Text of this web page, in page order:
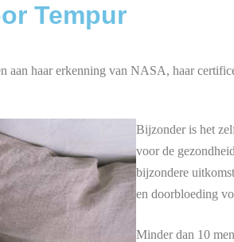
Tempur
aan haar erkenning van NASA, haar
Bijzonder is het
voor de
bijzondere
en doorbloeding
Minder dan 10